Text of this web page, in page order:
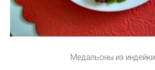
Медальоны из индейки